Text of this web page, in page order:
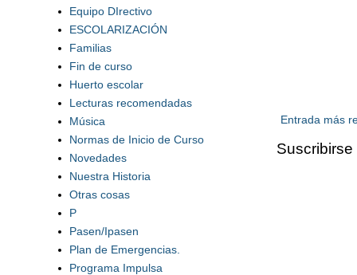
Entrada más
Equipo DIrectivo
ESCOLARIZACIÓN
Familias
Fin de curso
Huerto escolar
Lecturas recomendadas
Música
Normas de Inicio de Curso
Novedades
Nuestra Historia
Otras cosas
P
Pasen/Ipasen
Plan de Emergencias.
Programa Impulsa